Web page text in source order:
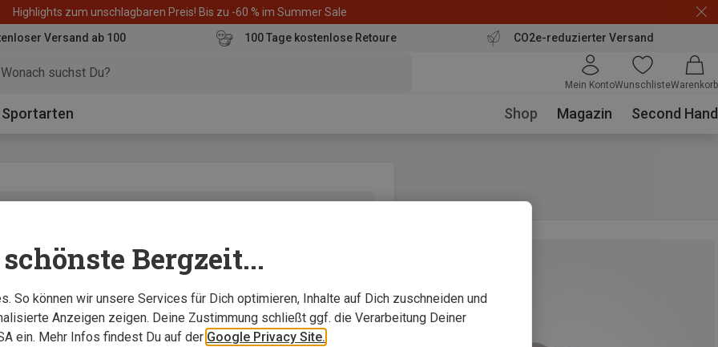
Highlights zum unschlagbaren Preis! Bis zu -60 % im Summer Sale
Versand ab 100
100 Tage kostenlose Retoure CO2e-reduzierter Versand
Mein KontoWunschlisteWarenkorb
Sportarten Shop Magazin Second Hand
ideal für Stadt, Alltag und Reisen."
Bergzeit...
So können wir unsere Services für Dich optimieren, Inhalte auf Dich zuschneiden und
Anzeigen zeigen. Deine Zustimmung schließt ggf. die Verarbeitung Deiner
ein. Mehr Infos findest Du auf der Google Privacy Site.